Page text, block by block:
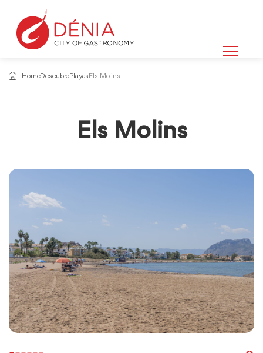
HomeDescubrePlayas Els Molins
Els Molins